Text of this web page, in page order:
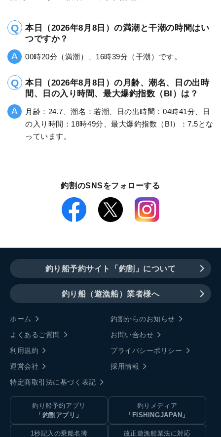
本日（2026年8月8日）の満潮と干潮の時間はい
つですか？
00時20分（満潮）、16時39分（干潮）です。
本日（2026年8月8日）の月齢、潮名、日の出時
間、日の入り時間、最大爆釣指数（BI）は？
月齢：24.7、潮名：若潮、日の出時間：04時41分、日
の入り時間：18時49分、最大爆釣指数（BI）：7.5とな
っています。
釣割のSNSをフォローする
釣り船予約サイト「釣割」について
釣り船（遊漁船）業者様へ
ホーム
釣割からのお知らせ
よくあるご質問
お問い合わせ
利用規約
プライバシーポリシー
運営会社
採用情報
特定商取引法に基づく表記
釣り船予約アプリ
「釣割アプリ」
釣りメディア
「FISHINGJAPAN」
1秒記入の乗船名簿
改正遊漁船業法に対応